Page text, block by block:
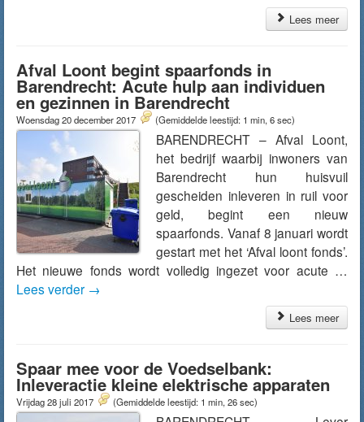
Lees meer
Afval Loont begint spaarfonds in
Barendrecht: Acute hulp aan individuen
en gezinnen in Barendrecht
Woensdag 20 december 2017 (Gemiddelde leestijd: 1 min, 6 sec)
BARENDRECHT – Afval Loont,
het bedrijf waarbij inwoners van
Barendrecht hun huisvuil
gescheiden inleveren in ruil voor
geld, begint een nieuw
spaarfonds. Vanaf 8 januari wordt
gestart met het ‘Afval loont fonds’.
Het nieuwe fonds wordt volledig ingezet voor acute …
Lees verder →
Lees meer
Spaar mee voor de Voedselbank:
Inleveractie kleine elektrische apparaten
Vrijdag 28 juli 2017 (Gemiddelde leestijd: 1 min, 26 sec)